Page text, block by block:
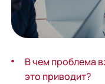
В чем проблема
это приводит?